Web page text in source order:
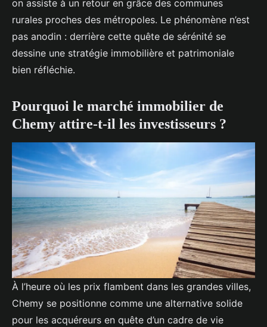
on assiste à un retour en grâce des communes
rurales proches des métropoles. Le phénomène n’est
pas anodin : derrière cette quête de sérénité se
dessine une stratégie immobilière et patrimoniale
bien réfléchie.
Pourquoi le marché immobilier de
Chemy attire-t-il les investisseurs ?
À l’heure où les prix flambent dans les grandes villes,
Chemy se positionne comme une alternative solide
pour les acquéreurs en quête d’un cadre de vie